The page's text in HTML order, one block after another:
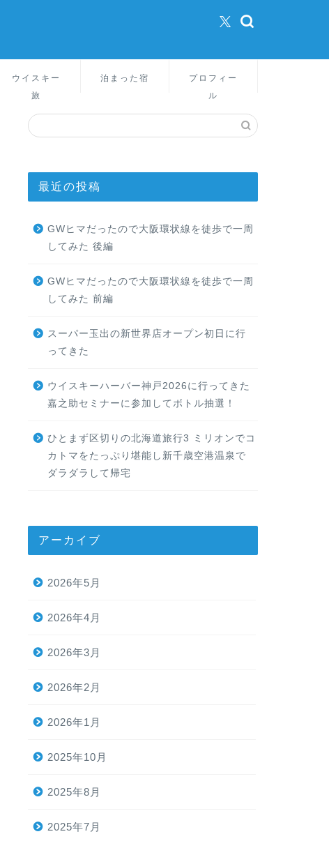
ウイスキー
旅
泊まった宿
プロフィー
ル
最近の投稿
GWヒマだったので大阪環状線を徒歩で一周
してみた 後編
GWヒマだったので大阪環状線を徒歩で一周
してみた 前編
スーパー玉出の新世界店オープン初日に行
ってきた
ウイスキーハーバー神戸2026に行ってきた
嘉之助セミナーに参加してボトル抽選！
ひとまず区切りの北海道旅行3 ミリオンでコ
カトマをたっぷり堪能し新千歳空港温泉で
ダラダラして帰宅
アーカイブ
2026年5月
2026年4月
2026年3月
2026年2月
2026年1月
2025年10月
2025年8月
2025年7月